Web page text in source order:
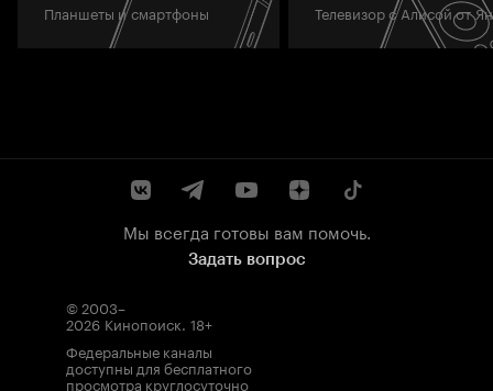
Планшеты и смартфоны Телевизор с Алисой от
Мы всегда готовы вам помочь.
Задать вопрос
© 2003–
2026 Кинопоиск. 18+
Федеральные каналы
доступны для бесплатного
просмотра круглосуточно